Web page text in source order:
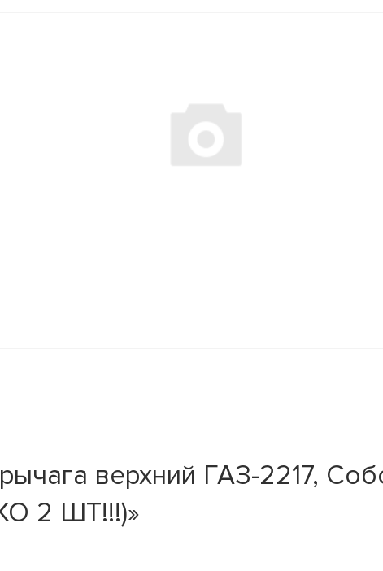
верхний ГАЗ-2217,
2 ШТ!!!)»